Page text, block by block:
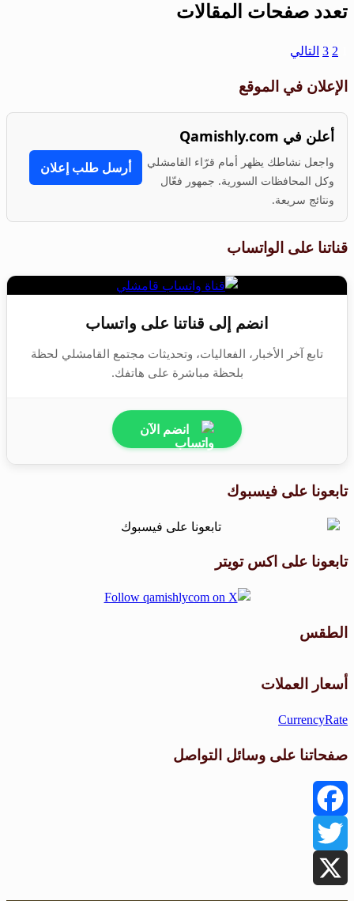
تعدد صفحات المقالات
2
3 التالي
الإعلان في الموقع
أعلن في Qamishly.com
واجعل نشاطك يظهر أمام قرّاء القامشلي
وكل المحافظات السورية. جمهور فعّال
ونتائج سريعة.
أرسل طلب إعلان
قناتنا على الواتساب
انضم إلى قناتنا على واتساب
تابع آخر الأخبار، الفعاليات، وتحديثات مجتمع القامشلي لحظة
بلحظة مباشرة على هاتفك.
انضم الآن
تابعونا على فيسبوك
تابعونا على اكس تويتر
الطقس
أسعار العملات
CurrencyRate
صفحاتنا على وسائل التواصل
Facebook
Twitter